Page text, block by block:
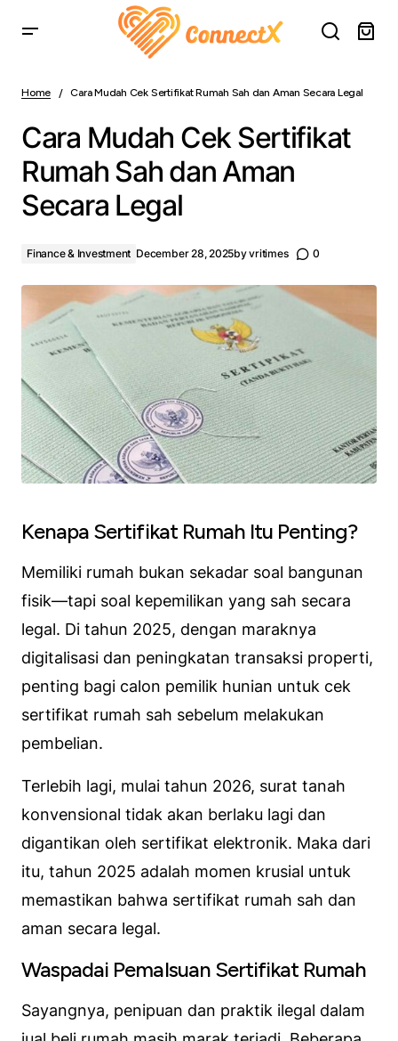
Legal
Home Cara Mudah Cek Sertifikat Rumah Sah dan Aman Secara Legal
Cara Mudah Cek Sertifikat
Rumah Sah dan Aman
Secara Legal
Finance & Investment December 28, 2025byvritimes 0
Kenapa Sertifikat Rumah Itu Penting?
Memiliki rumah bukan sekadar soal bangunan
fisik—tapi soal kepemilikan yang sah secara
legal. Di tahun 2025, dengan maraknya
digitalisasi dan peningkatan transaksi properti,
penting bagi calon pemilik hunian untuk cek
sertifikat rumah sah sebelum melakukan
pembelian.
Terlebih lagi, mulai tahun 2026, surat tanah
konvensional tidak akan berlaku lagi dan
digantikan oleh sertifikat elektronik. Maka dari
itu, tahun 2025 adalah momen krusial untuk
memastikan bahwa sertifikat rumah sah dan
aman secara legal.
Waspadai Pemalsuan Sertifikat Rumah
Sayangnya, penipuan dan praktik ilegal dalam